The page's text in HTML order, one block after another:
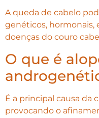
A queda de cabelo
genéticos, hormonais,
doenças do couro
O que é
É a principal causa da
provocando o